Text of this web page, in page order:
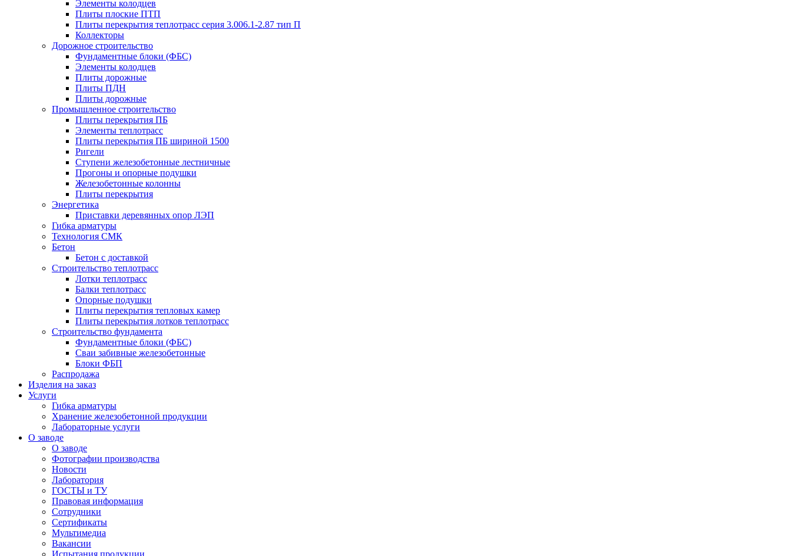
Элементы колодцев
Плиты плоские ПТП
Плиты перекрытия теплотрасс серия 3.006.1-2.87 тип П
Коллекторы
Дорожное строительство
Фундаментные блоки (ФБС)
Элементы колодцев
Плиты дорожные
Плиты ПДН
Плиты дорожные
Промышленное строительство
Плиты перекрытия ПБ
Элементы теплотрасс
Плиты перекрытия ПБ шириной 1500
Ригели
Ступени железобетонные лестничные
Прогоны и опорные подушки
Железобетонные колонны
Плиты перекрытия
Энергетика
Приставки деревянных опор ЛЭП
Гибка арматуры
Технология СМК
Бетон
Бетон с доставкой
Строительство теплотрасс
Лотки теплотрасс
Балки теплотрасс
Опорные подушки
Плиты перекрытия тепловых камер
Плиты перекрытия лотков теплотрасс
Строительство фундамента
Фундаментные блоки (ФБС)
Сваи забивные железобетонные
Блоки ФБП
Распродажа
Изделия на заказ
Услуги
Гибка арматуры
Хранение железобетонной продукции
Лабораторные услуги
О заводе
О заводе
Фотографии производства
Новости
Лаборатория
ГОСТЫ и ТУ
Правовая информация
Сотрудники
Сертификаты
Мультимедиа
Вакансии
Испытания продукции